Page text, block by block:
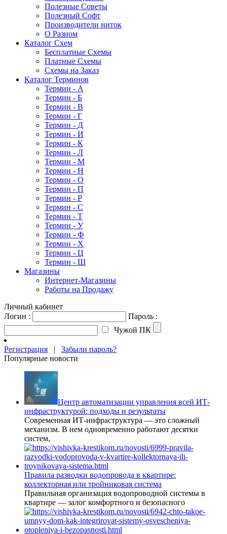
Полезные Советы
Полезный Софт
Производители ниток
О Разном
Каталог Схем
Бесплатные Схемы
Платные Схемы
Схемы на Заказ
Каталог Терминов
Термин - А
Термин - Б
Термин - В
Термин - Г
Термин - Д
Термин - И
Термин - К
Термин - Л
Термин - М
Термин - Н
Термин - О
Термин - П
Термин - Р
Термин - С
Термин - Т
Термин - У
Термин - Ф
Термин - Х
Термин - Ц
Термин - Ш
Магазины
Интернет-Магазины
Работы на Продажу
Личный кабинет
Логин :
Пароль :
Чужой ПК
Регистрация | Забыли пароль?
Популярные новости
Центр автоматизации управления всей ИТ-
инфраструктурой: подходы и результаты
Современная ИТ-инфраструктура — это сложный
механизм. В нем одновременно работают десятки
систем,
Правила разводки водопровода в квартире:
коллекторная или тройниковая система
Правильная организация водопроводной системы в
квартире — залог комфортного и безопасного